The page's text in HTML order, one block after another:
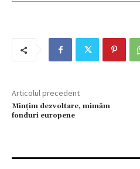
Articolul precedent
Mințim dezvoltare, mimăm
fonduri europene